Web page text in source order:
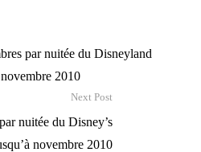
par nuitée du Disneyland
2010
Next Post
nuitée du Disney’s
novembre 2010